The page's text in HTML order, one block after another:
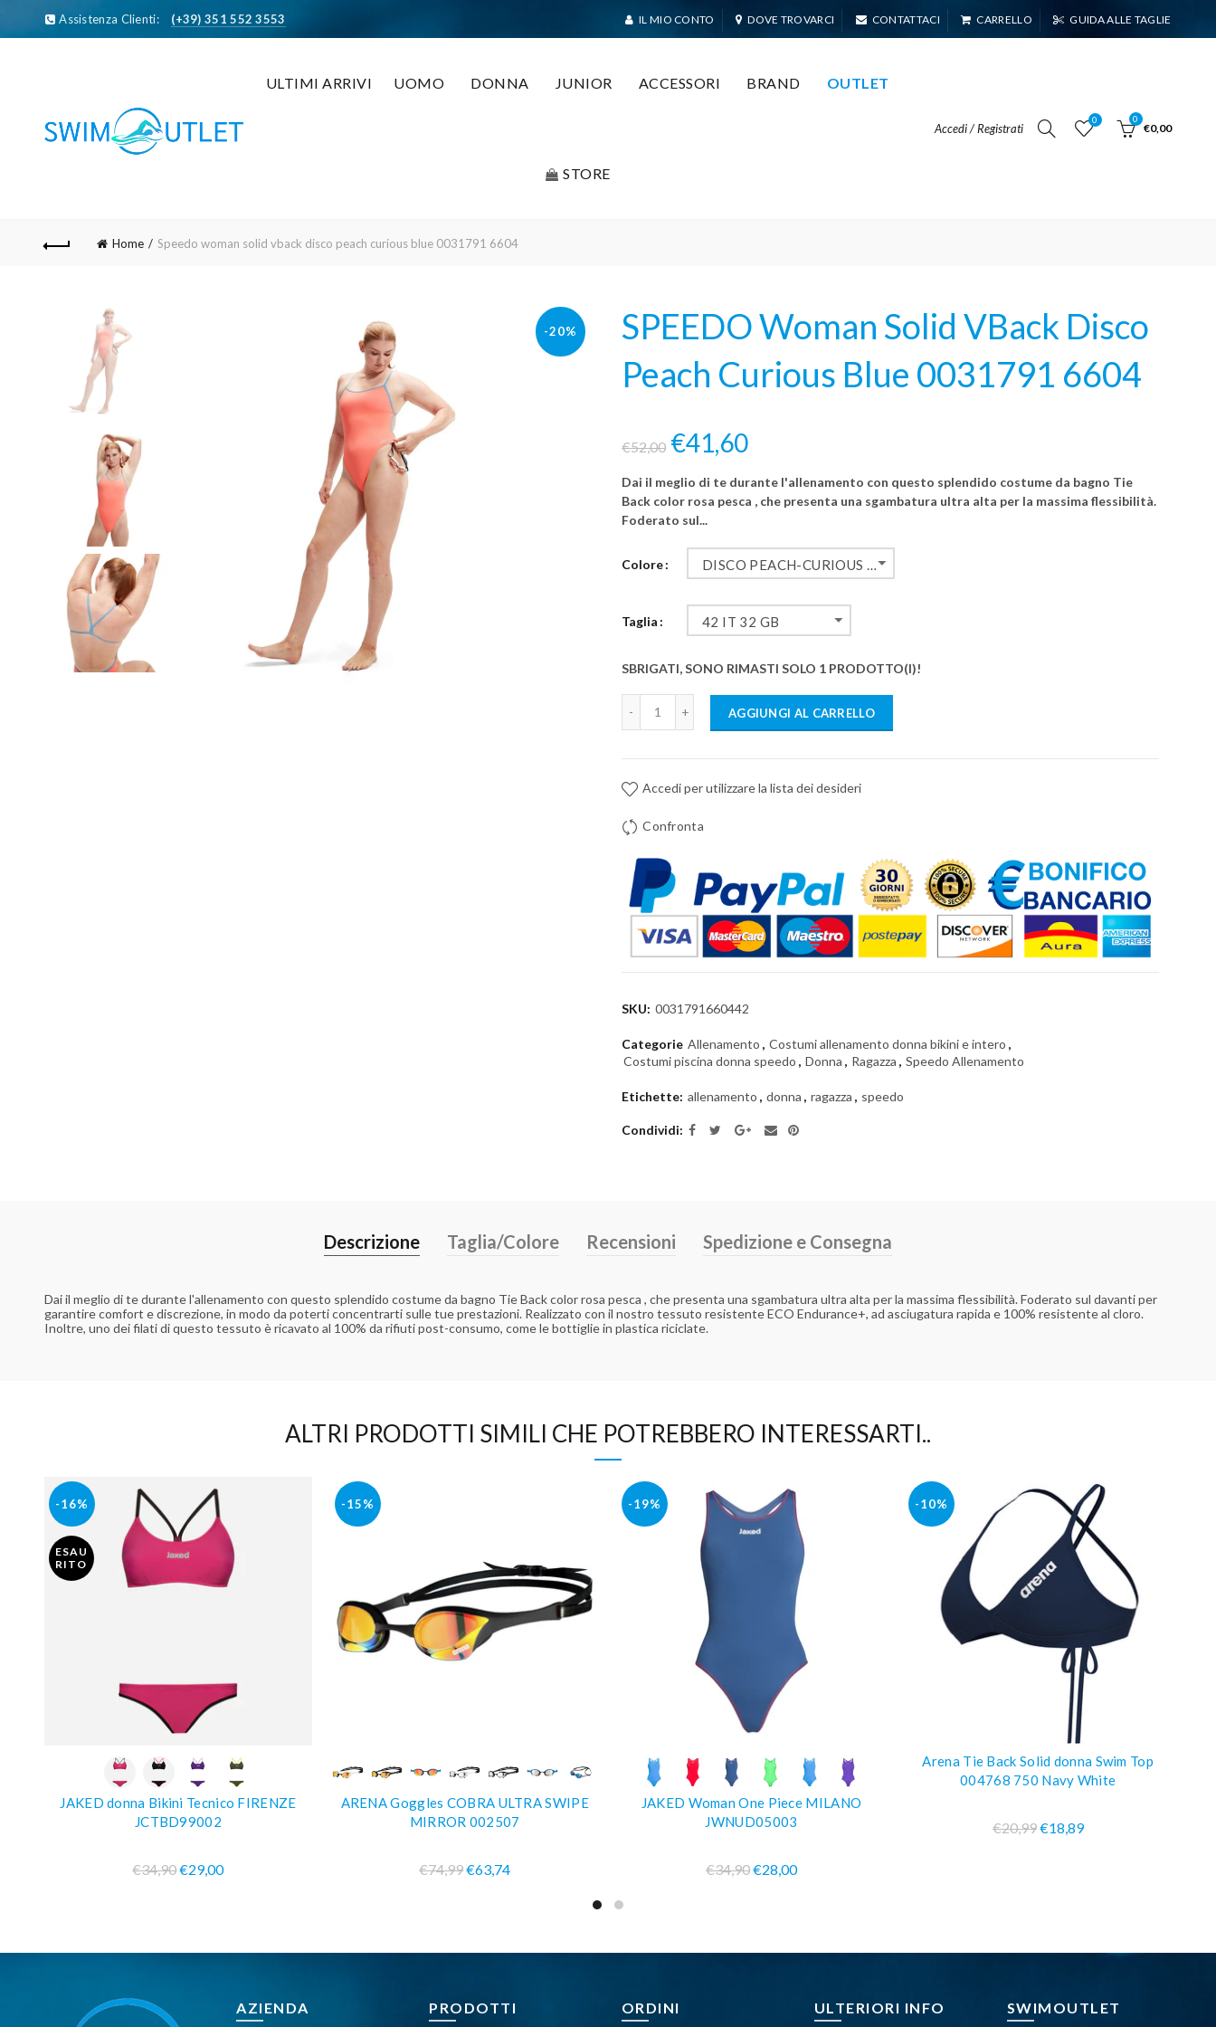
Assistenza Clienti: (+39) 351 552 3553 IL MIO CONTO DOVE TROVARCI CONTATTACI CARRELLO GUIDA ALLE TAGLIE
ULTIMI ARRIVI UOMO DONNA JUNIOR ACCESSORI BRAND OUTLET
STORE
Accedi / Registrati
0 0
€0,00
Home Speedo woman solid vback disco peach curious blue 0031791 6604
-20%
SPEEDO Woman Solid VBack Disco
Peach Curious Blue 0031791 6604
€52,00 €41,60
Dai il meglio di te durante l'allenamento con questo splendido costume da bagno Tie
Back color rosa pesca , che presenta una sgambatura ultra alta per la massima flessibilità.
Foderato sul...
Colore DISCO PEACH-CURIOUS BLUE
Taglia 42 IT 32 GB
SBRIGATI, SONO RIMASTI SOLO 1 PRODOTTO(I)!
AGGIUNGI AL CARRELLO
Accedi per utilizzare la lista dei desideri
Confronta
SKU: 0031791660442
Categorie Allenamento , Costumi allenamento donna bikini e intero ,
Costumi piscina donna speedo , Donna , Ragazza , Speedo Allenamento
Etichette: allenamento , donna , ragazza , speedo
Condividi
Descrizione Taglia/Colore Recensioni Spedizione e Consegna
Dai il meglio di te durante l'allenamento con questo splendido costume da bagno Tie Back color rosa pesca , che presenta una sgambatura ultra alta per la massima flessibilità. Foderato sul davanti per
garantire comfort e discrezione, in modo da poterti concentrarti sulle tue prestazioni. Realizzato con il nostro tessuto resistente ECO Endurance+, ad asciugatura rapida e 100% resistente al cloro.
Inoltre, uno dei filati di questo tessuto è ricavato al 100% da rifiuti post-consumo, come le bottiglie in plastica riciclate.
ALTRI PRODOTTI SIMILI CHE POTREBBERO INTERESSARTI..
-16%
ESAU
RITO
COMPRA SUBITO
JAKED donna Bikini Tecnico FIRENZE
JCTBD99002
€34,90€29,00
-15%
COMPRA SUBITO
ARENA Goggles COBRA ULTRA SWIPE
MIRROR 002507
€74,99€63,74
-19%
COMPRA SUBITO
JAKED Woman One Piece MILANO
JWNUD05003
€34,90€28,00
-10%
COMPRA SUBITO
Arena Tie Back Solid donna Swim Top
004768 750 Navy White
€20,99€18,89
AZIENDA PRODOTTI ORDINI ULTERIORI INFO SWIMOUTLET